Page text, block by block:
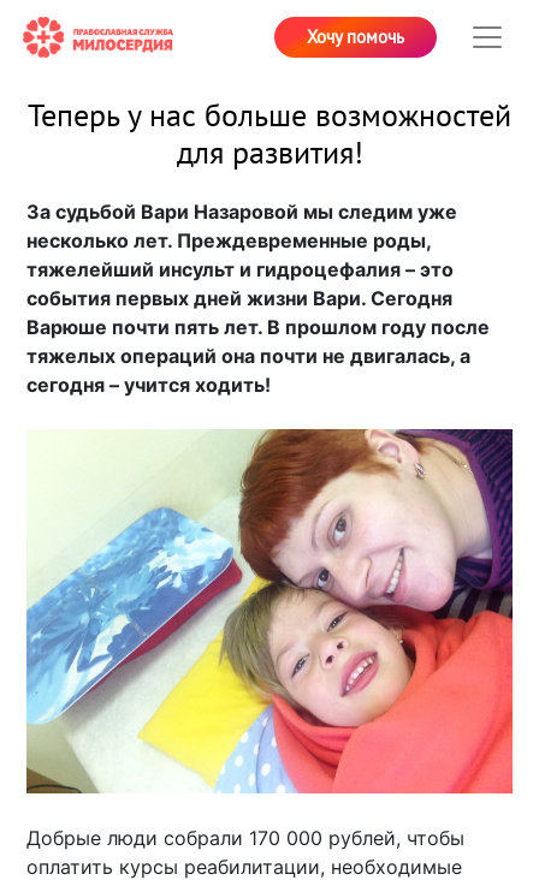
Хочу помочь
Теперь у нас больше возможностей
для развития!
За судьбой Вари Назаровой мы следим уже
несколько лет. Преждевременные роды,
тяжелейший инсульт и гидроцефалия – это
события первых дней жизни Вари. Сегодня
Варюше почти пять лет. В прошлом году после
тяжелых операций она почти не двигалась, а
сегодня – учится ходить!
Добрые люди собрали 170 000 рублей, чтобы
оплатить курсы реабилитации, необходимые